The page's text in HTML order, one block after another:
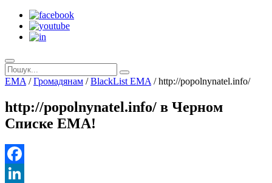
EMA /Громадянам /BlackList EMA /http://popolnynatel.info/
http://popolnynatel.info/ в Черном
Списке ЕМА!
Facebook